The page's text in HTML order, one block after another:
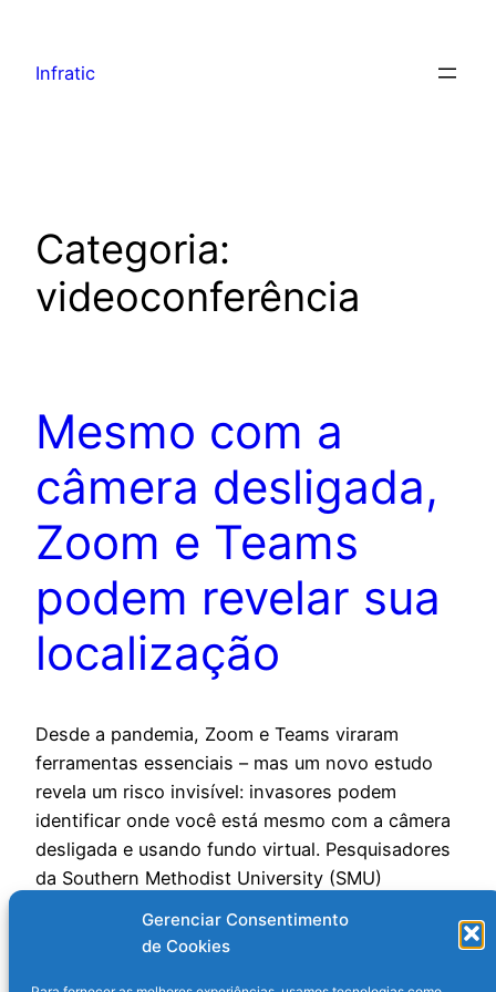
Gerenciar Consentimento
de Cookies
Infratic
Categoria:
videoconferência
Mesmo com a
câmera desligada,
Zoom e Teams
podem revelar sua
localização
Desde a pandemia, Zoom e Teams viraram
ferramentas essenciais – mas um novo estudo
revela um risco invisível: invasores podem
identificar onde você está mesmo com a câmera
desligada e usando fundo virtual. Pesquisadores
da Southern Methodist University (SMU)
por meio dos canais de áudio bidirecionais